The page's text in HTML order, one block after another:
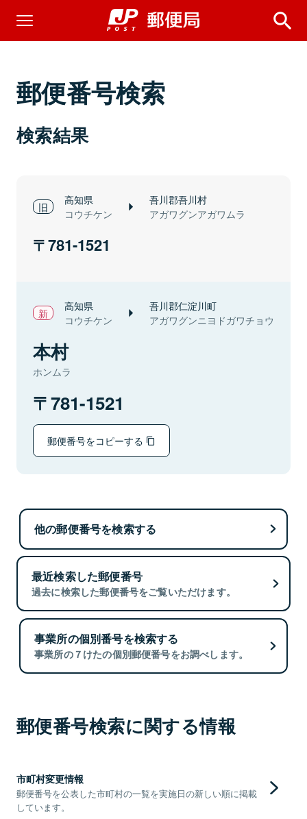
郵便番号検索
検索結果
高知県
コウチケン
吾川郡吾川村
アガワグンアガワムラ
781-1521
高知県
コウチケン
吾川郡仁淀川町
アガワグンニヨドガワチョウ
本村
ホンムラ
781-1521
郵便番号をコピーする
他の郵便番号を検索する
最近検索した郵便番号
過去に検索した郵便番号をご覧いただけます。
事業所の個別番号を検索する
事業所の７けたの個別郵便番号をお調べします。
郵便番号検索に関する情報
市町村変更情報
郵便番号を公表した市町村の一覧を実施日の新しい順に掲載
しています。